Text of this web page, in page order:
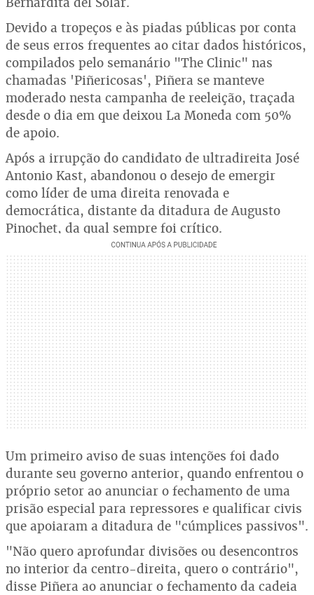
Devido a tropeços e às piadas públicas por conta
de seus erros frequentes ao citar dados históricos,
compilados pelo semanário "The Clinic" nas
chamadas 'Piñericosas', Piñera se manteve
moderado nesta campanha de reeleição, traçada
desde o dia em que deixou La Moneda com 50%
de apoio.
Após a irrupção do candidato de ultradireita José
Antonio Kast, abandonou o desejo de emergir
como líder de uma direita renovada e
democrática, distante da ditadura de Augusto
Pinochet, da qual sempre foi crítico.
Um primeiro aviso de suas intenções foi dado
durante seu governo anterior, quando enfrentou o
próprio setor ao anunciar o fechamento de uma
prisão especial para repressores e qualificar civis
que apoiaram a ditadura de "cúmplices passivos".
"Não quero aprofundar divisões ou desencontros
no interior da centro-direita, quero o contrário",
disse Piñera ao anunciar o fechamento da cadeia